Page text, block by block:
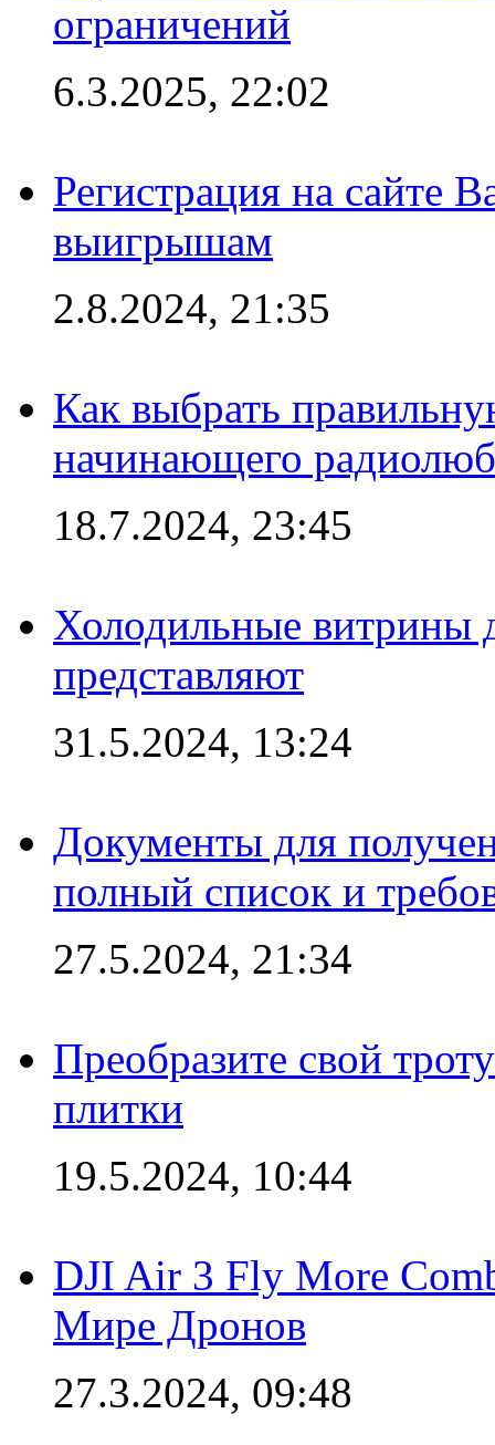
ограничений
6.3.2025, 22:02
Регистрация на сайте
выигрышам
2.8.2024, 21:35
Как выбрать
начинающего
18.7.2024, 23:45
Холодильные витрины
представляют
31.5.2024, 13:24
Документы для
полный список и
27.5.2024, 21:34
Преобразите свой
плитки
19.5.2024, 10:44
DJI Air 3 Fly More
Мире Дронов
27.3.2024, 09:48